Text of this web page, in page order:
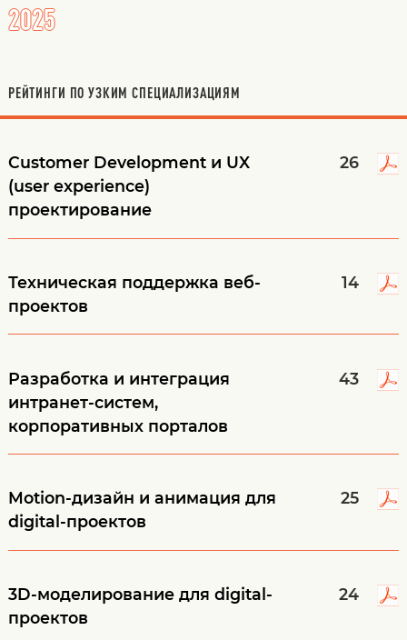
2025
РЕЙТИНГИ ПО УЗКИМ СПЕЦИАЛИЗАЦИЯМ
Customer Development и UX
(user experience)
проектирование
26
Техническая поддержка веб-
проектов
14
Разработка и интеграция
интранет-систем,
корпоративных порталов
43
Motion-дизайн и анимация для
digital-проектов
25
3D-моделирование для digital-
проектов
24